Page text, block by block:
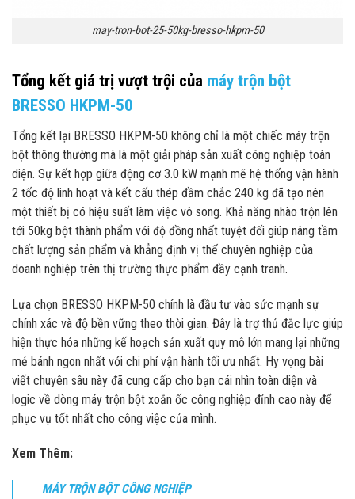
may-tron-bot-25-50kg-bresso-hkpm-50
Tổng kết giá trị vượt trội của máy trộn bột
BRESSO HKPM-50
Tổng kết lại BRESSO HKPM-50 không chỉ là một chiếc máy trộn
bột thông thường mà là một giải pháp sản xuất công nghiệp toàn
diện. Sự kết hợp giữa động cơ 3.0 kW mạnh mẽ hệ thống vận hành
2 tốc độ linh hoạt và kết cấu thép đầm chắc 240 kg đã tạo nên
một thiết bị có hiệu suất làm việc vô song. Khả năng nhào trộn lên
tới 50kg bột thành phẩm với độ đồng nhất tuyệt đối giúp nâng tầm
chất lượng sản phẩm và khẳng định vị thế chuyên nghiệp của
doanh nghiệp trên thị trường thực phẩm đầy cạnh tranh.
Lựa chọn BRESSO HKPM-50 chính là đầu tư vào sức mạnh sự
chính xác và độ bền vững theo thời gian. Đây là trợ thủ đắc lực giúp
hiện thực hóa những kế hoạch sản xuất quy mô lớn mang lại những
mẻ bánh ngon nhất với chi phí vận hành tối ưu nhất. Hy vọng bài
viết chuyên sâu này đã cung cấp cho bạn cái nhìn toàn diện và
logic về dòng máy trộn bột xoắn ốc công nghiệp đỉnh cao này để
phục vụ tốt nhất cho công việc của mình.
Xem Thêm:
MÁY TRỘN BỘT CÔNG NGHIỆP